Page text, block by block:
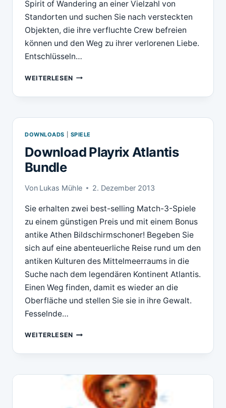
Spirit of Wandering an einer Vielzahl von
Standorten und suchen Sie nach versteckten
Objekten, die ihre verfluchte Crew befreien
können und den Weg zu ihrer verlorenen Liebe.
Entschlüsseln…
WEITERLESENDOWNLOAD
SPIRIT
WANDERING
DOWNLOADS SPIELE
Download Playrix Atlantis
Bundle
Von Lukas Mühle 2. Dezember 2013
Sie erhalten zwei best-selling Match-3-Spiele
zu einem günstigen Preis und mit einem Bonus
antike Athen Bildschirmschoner! Begeben Sie
sich auf eine abenteuerliche Reise rund um den
antiken Kulturen des Mittelmeerraums in die
Suche nach dem legendären Kontinent Atlantis.
Einen Weg finden, damit es wieder an die
Oberfläche und stellen Sie sie in ihre Gewalt.
Fesselnde…
WEITERLESENDOWNLOAD
ATLANTIS